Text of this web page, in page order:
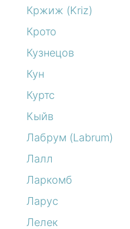
Кржиж (Kriz)
Крото
Кузнецов
Кун
Куртс
Кыйв
Лабрум (Labrum)
Лалл
Ларкомб
Ларус
Лелек